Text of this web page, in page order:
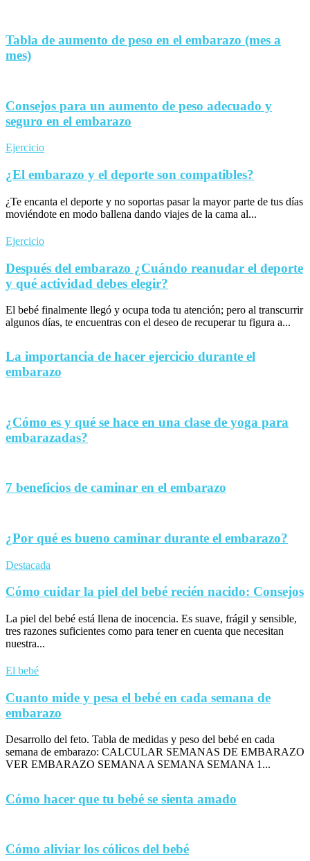
Tabla de aumento de peso en el embarazo (mes a
mes)
Consejos para un aumento de peso adecuado y
seguro en el embarazo
Ejercicio
¿El embarazo y el deporte son compatibles?
¿Te encanta el deporte y no soportas pasar la mayor parte de tus días
moviéndote en modo ballena dando viajes de la cama al...
Ejercicio
Después del embarazo ¿Cuándo reanudar el deporte
y qué actividad debes elegir?
El bebé finalmente llegó y ocupa toda tu atención; pero al transcurrir
algunos días, te encuentras con el deseo de recuperar tu figura a...
La importancia de hacer ejercicio durante el
embarazo
¿Cómo es y qué se hace en una clase de yoga para
embarazadas?
7 beneficios de caminar en el embarazo
¿Por qué es bueno caminar durante el embarazo?
Destacada
Cómo cuidar la piel del bebé recién nacido: Consejos
La piel del bebé está llena de inocencia. Es suave, frágil y sensible,
tres razones suficientes como para tener en cuenta que necesitan
nuestra...
El bebé
Cuanto mide y pesa el bebé en cada semana de
embarazo
Desarrollo del feto. Tabla de medidas y peso del bebé en cada
semana de embarazo: CALCULAR SEMANAS DE EMBARAZO
VER EMBARAZO SEMANA A SEMANA SEMANA 1...
Cómo hacer que tu bebé se sienta amado
Cómo aliviar los cólicos del bebé